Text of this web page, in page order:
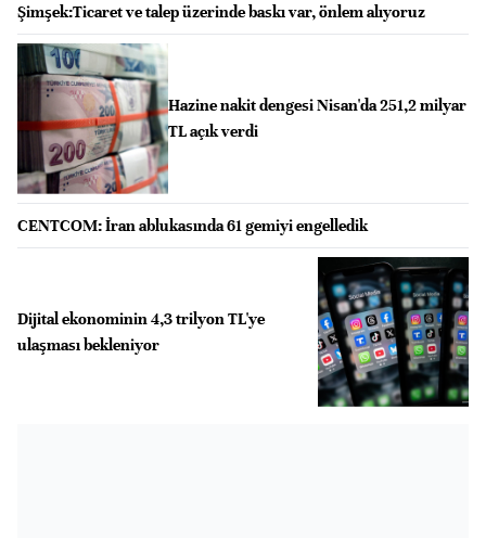
Şimşek:Ticaret ve talep üzerinde baskı var, önlem alıyoruz
Hazine nakit dengesi Nisan'da 251,2 milyar
TL açık verdi
CENTCOM: İran ablukasında 61 gemiyi engelledik
Dijital ekonominin 4,3 trilyon TL'ye
ulaşması bekleniyor